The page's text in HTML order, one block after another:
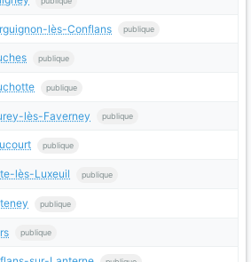
lès-Conflans publique
publique
publique
lès-Faverney publique
publique
lès-Luxeuil publique
publique
publique